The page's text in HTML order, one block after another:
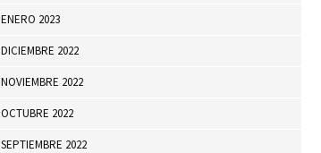
ENERO 2023
DICIEMBRE 2022
NOVIEMBRE 2022
OCTUBRE 2022
SEPTIEMBRE 2022